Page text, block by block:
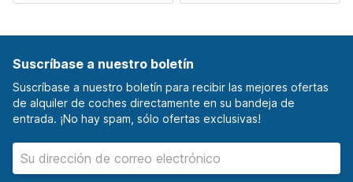
Suscríbase a nuestro boletín
Suscríbase a nuestro boletín para recibir las mejores ofertas
de alquiler de coches directamente en su bandeja de
entrada. ¡No hay spam, sólo ofertas exclusivas!